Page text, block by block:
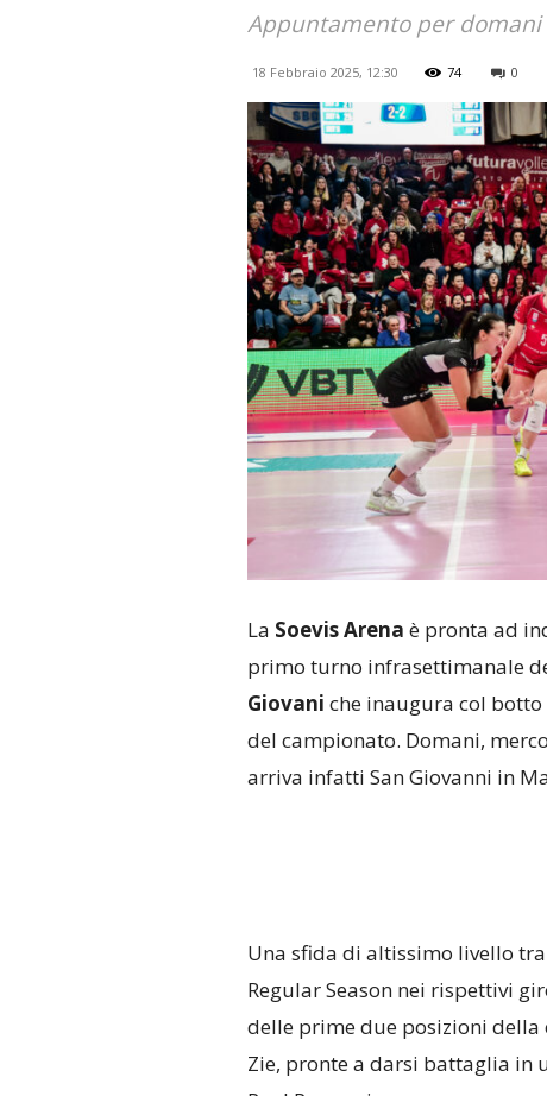
Appuntamento per domani
18 Febbraio 2025, 12:30 74 0
La Soevis Arena è pronta ad
primo turno infrasettimanale
Giovani che inaugura col
del campionato. Domani,
arriva infatti San Giovanni in
Una sfida di altissimo livello
Regular Season nei rispettivi
delle prime due posizioni della
Zie, pronte a darsi battaglia in